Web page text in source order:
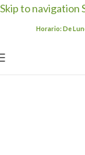
Skip to navigation
Horario: De